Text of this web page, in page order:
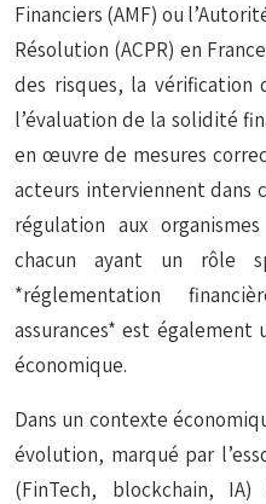
Financiers (AMF) ou
Résolution (ACPR) en
des risques, la vérification
l’évaluation de la solidité
en œuvre de mesures
acteurs interviennent dans
régulation aux
chacun ayant un rôle
*réglementation
assurances* est
économique.
Dans un contexte
évolution, marqué par
(FinTech, blockchain,